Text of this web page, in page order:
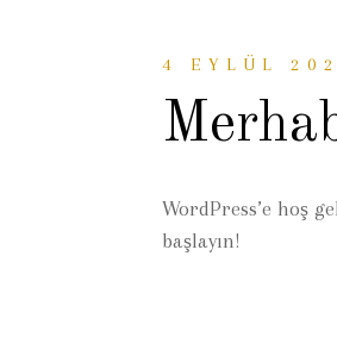
4 EYLÜL
WordPress’e hoş
başlayın!